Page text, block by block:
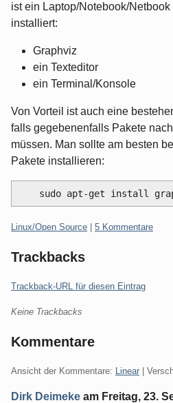
ist ein Laptop/Notebook/
installiert:
Graphviz
ein Texteditor
ein Terminal/Konsole
Von Vorteil ist auch eine
falls gegebenenfalls Pakete
müssen. Man sollte am besten
Pakete installieren:
Kategorien:
Linux/Open Source | 5 Kommentare
Trackbacks
Trackback-URL für diesen Eintrag
Keine Trackbacks
Kommentare
Ansicht der Kommentare: Linear |
Dirk Deimeke am Freitag, 23.